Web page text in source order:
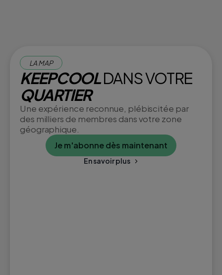
LA MAP
KEEPCOOLDANS VOTRE
QUARTIER
Une expérience reconnue, plébiscitée par
des milliers de membres dans votre zone
géographique.
Je m'abonne dès maintenant
En savoir plus